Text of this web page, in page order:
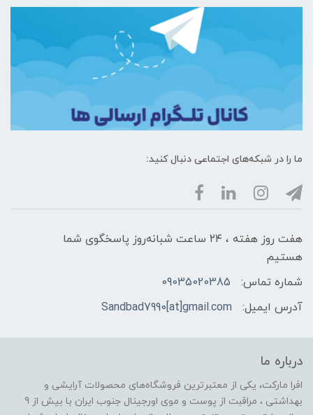
ما را در شبکه‌های اجتماعی دنبال کنید:
هفت روز هفته ، ۲۴ ساعت شبانه‌روز پاسخگوی شما
هستیم
شماره تماس:
09035020385
آدرس ایمیل:
Sandbad7990[at]gmail.com
درباره ما
افرا مارکت، یکی از معتبرترین فروشگاه‌های محصولات آرایشی و
بهداشتی ، مراقبت از پوست و موی اورجینال جنوب ایران با بیش از 9